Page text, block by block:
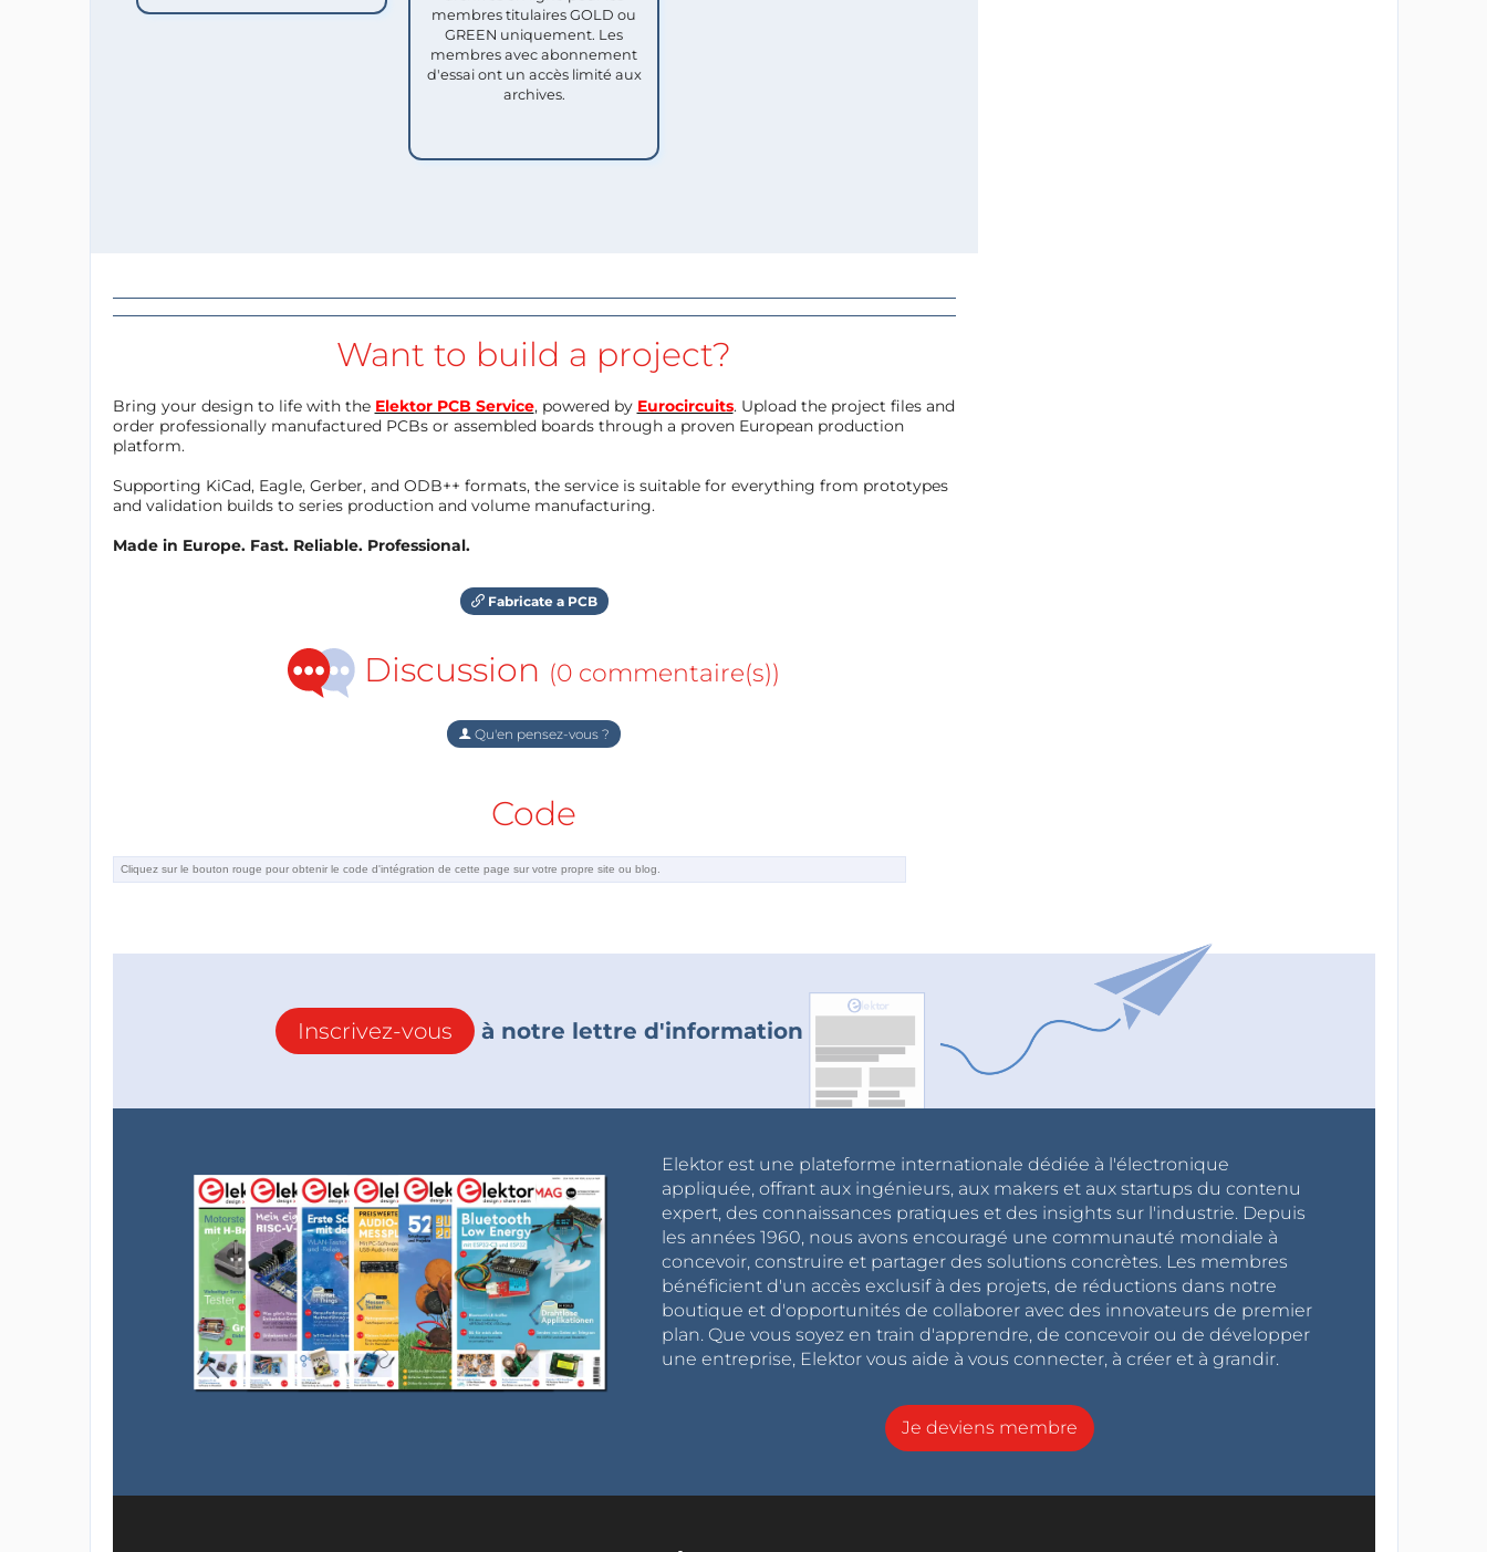
membres titulaires GOLD ou
GREEN uniquement. Les
membres avec abonnement
d'essai ont un accès limité aux
archives.
Want to build a project?
Bring your design to life with the Elektor PCB Service, powered by Eurocircuits. Upload the project files and
order professionally manufactured PCBs or assembled boards through a proven European production
platform.
Supporting KiCad, Eagle, Gerber, and ODB++ formats, the service is suitable for everything from prototypes
and validation builds to series production and volume manufacturing.
Made in Europe. Fast. Reliable. Professional.
Fabricate a PCB
Discussion (0 commentaire(s))
Qu'en pensez-vous ?
Code
Inscrivez-vous à notre lettre d'information
Elektor est une plateforme internationale dédiée à l'électronique
appliquée, offrant aux ingénieurs, aux makers et aux startups du contenu
expert, des connaissances pratiques et des insights sur l'industrie. Depuis
les années 1960, nous avons encouragé une communauté mondiale à
concevoir, construire et partager des solutions concrètes. Les membres
bénéficient d'un accès exclusif à des projets, de réductions dans notre
boutique et d'opportunités de collaborer avec des innovateurs de premier
plan. Que vous soyez en train d'apprendre, de concevoir ou de développer
une entreprise, Elektor vous aide à vous connecter, à créer et à grandir.
Je deviens membre